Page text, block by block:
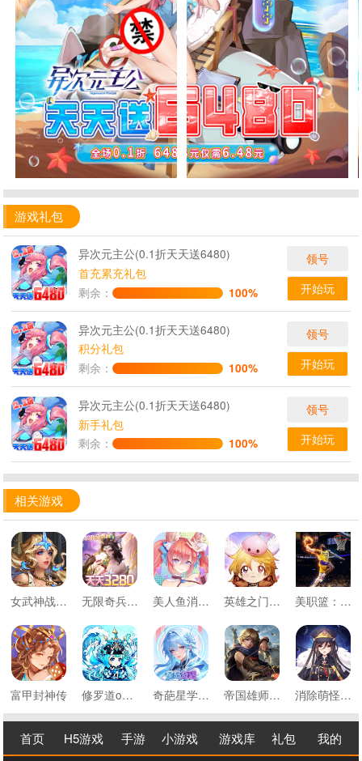
游戏礼包
异次元主公(0.1折天天送6480)
首充累充礼包
剩余：
100%
领号
开始玩
异次元主公(0.1折天天送6480)
积分礼包
剩余：
100%
领号
开始玩
异次元主公(0.1折天天送6480)
新手礼包
剩余：
100%
领号
开始玩
相关游戏
女武神战纪0.1折扣版 无限奇兵：降临0.1折免费版 美人鱼消消异界冒险 英雄之门0.1折仙境归来 美职篮：绝对巨星0.1折卡牌
富甲封神传 修罗道online0.05折攻打异世界 奇葩星学院0.1折星岛奇遇 帝国雄师30倍高返 消除萌怪大作战0.1折送6480代金
首页 H5游戏 手游 小游戏 游戏库 礼包 我的